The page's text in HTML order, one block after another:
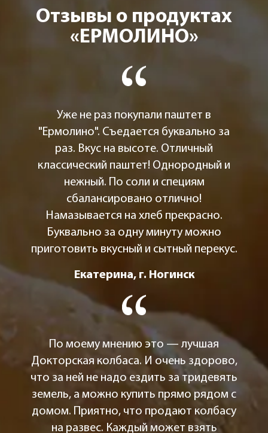
Отзывы о продуктах
«ЕРМОЛИНО»
Уже не раз покупали паштет в
"Ермолино". Съедается буквально за
раз. Вкус на высоте. Отличный
классический паштет! Однородный и
нежный. По соли и специям
сбалансировано отлично!
Намазывается на хлеб прекрасно.
Буквально за одну минуту можно
приготовить вкусный и сытный перекус.
Екатерина, г. Ногинск
По моему мнению это — лучшая
Докторская колбаса. И очень здорово,
что за ней не надо ездить за тридевять
земель, а можно купить прямо рядом с
домом. Приятно, что продают колбасу
на развес. Каждый может взять